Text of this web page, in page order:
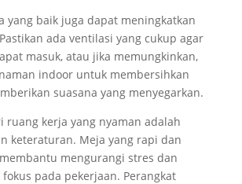
yang baik juga dapat meningkatkan
ada ventilasi yang cukup agar
masuk, atau jika memungkinkan,
indoor untuk membersihkan
suasana yang menyegarkan.
ruang kerja yang nyaman adalah
keteraturan. Meja yang rapi dan
mengurangi stres dan
pada pekerjaan. Perangkat